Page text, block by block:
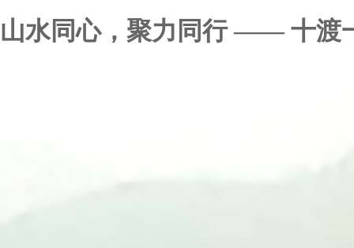
山水同心，聚力同行 —— 十渡